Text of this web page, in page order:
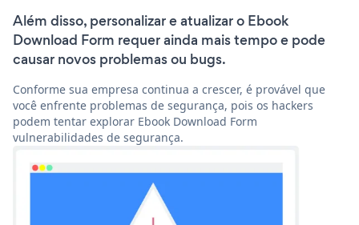
Além disso, personalizar e atualizar o Ebook
Download Form requer ainda mais tempo e pode
causar novos problemas ou bugs.
Conforme sua empresa continua a crescer, é provável que
você enfrente problemas de segurança, pois os hackers
podem tentar explorar Ebook Download Form
vulnerabilidades de segurança.